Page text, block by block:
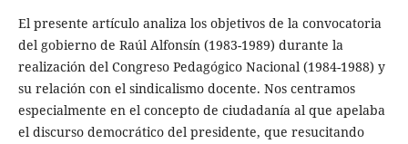
El presente artículo analiza los objetivos de la convocatoria
del gobierno de Raúl Alfonsín (1983-1989) durante la
realización del Congreso Pedagógico Nacional (1984-1988) y
su relación con el sindicalismo docente. Nos centramos
especialmente en el concepto de ciudadanía al que apelaba
el discurso democrático del presidente, que resucitando